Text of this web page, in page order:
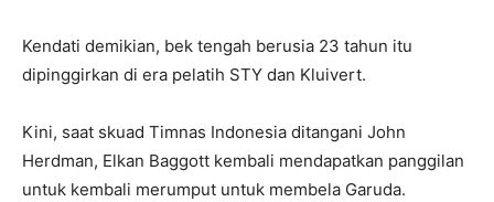
Kendati demikian, bek tengah berusia 23 tahun itu
dipinggirkan di era pelatih STY dan Kluivert.
Kini, saat skuad Timnas Indonesia ditangani John
Herdman, Elkan Baggott kembali mendapatkan panggilan
untuk kembali merumput untuk membela Garuda.